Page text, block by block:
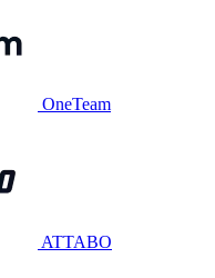
OneTeam
ATTABO